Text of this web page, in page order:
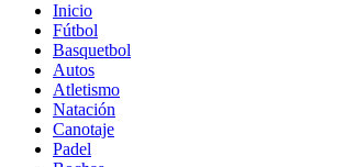
Inicio
Fútbol
Basquetbol
Autos
Atletismo
Natación
Canotaje
Padel